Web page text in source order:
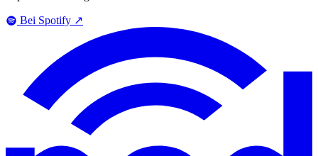
Bei Spotify ↗